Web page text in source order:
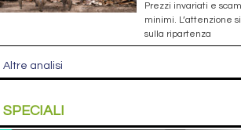
Prezzi invariati e
minimi. L’attenzione
sulla ripartenza
Altre analisi
SPECIALI